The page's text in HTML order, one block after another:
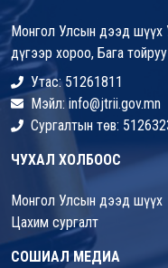
Монгол Улсын дээд шүүх
дүгээр хороо, Бага
Утас: 51261811
Мэйл: info@jtrii.gov.mn
Сургалтын төв:
ЧУХАЛ ХОЛБООС
Монгол Улсын дээд шүүх
Цахим сургалт
СОШИАЛ МЕДИА